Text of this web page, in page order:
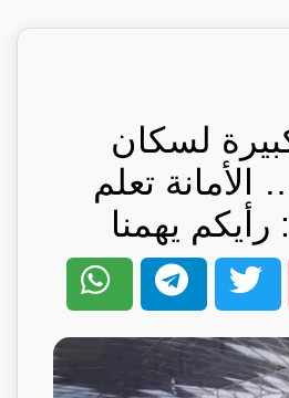
لسكان
تعلم
يهمنا